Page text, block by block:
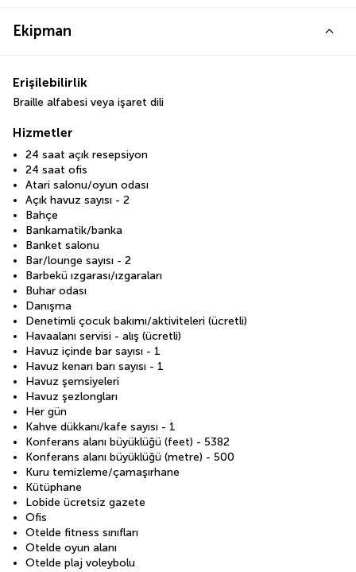
Ekipman
Erişilebilirlik
Braille alfabesi veya işaret dili
Hizmetler
24 saat açık resepsiyon
24 saat ofis
Atari salonu/oyun odası
Açık havuz sayısı - 2
Bahçe
Bankamatik/banka
Banket salonu
Bar/lounge sayısı - 2
Barbekü ızgarası/ızgaraları
Buhar odası
Danışma
Denetimli çocuk bakımı/aktiviteleri (ücretli)
Havaalanı servisi - alış (ücretli)
Havuz içinde bar sayısı - 1
Havuz kenarı barı sayısı - 1
Havuz şemsiyeleri
Havuz şezlongları
Her gün
Kahve dükkanı/kafe sayısı - 1
Konferans alanı büyüklüğü (feet) - 5382
Konferans alanı büyüklüğü (metre) - 500
Kuru temizleme/çamaşırhane
Kütüphane
Lobide ücretsiz gazete
Ofis
Otelde fitness sınıfları
Otelde oyun alanı
Otelde plaj voleybolu